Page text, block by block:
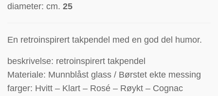
diameter: cm. 25
En retroinspirert takpendel med en god del humor.
beskrivelse: retroinspirert takpendel
Materiale: Munnblåst glass / Børstet ekte messing
farger: Hvitt – Klart – Rosé – Røykt – Cognac